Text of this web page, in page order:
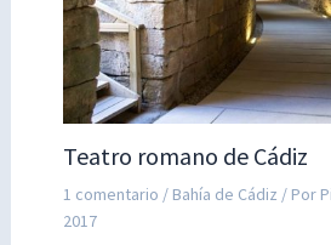
Teatro romano de Cádiz
1 comentario / Bahía de Cádiz / Por
2017